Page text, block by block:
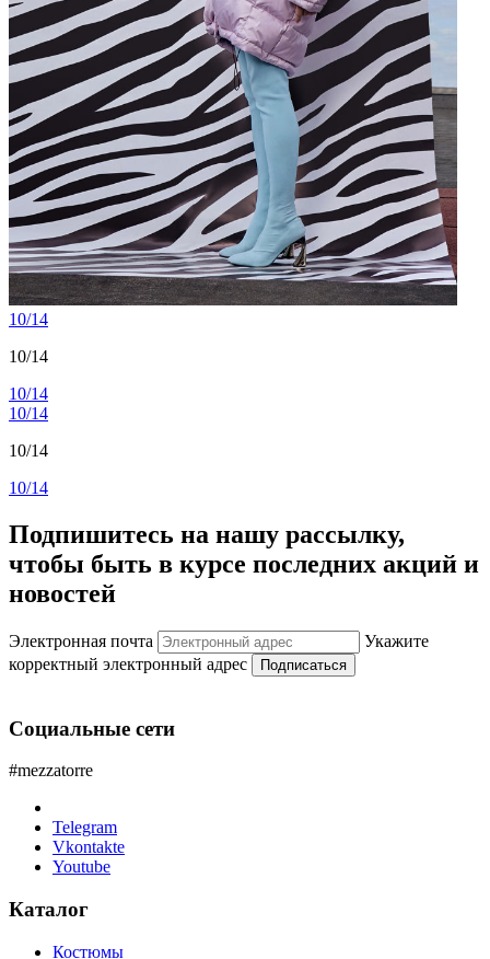
10/14
10/14
10/14
10/14
10/14
10/14
Подпишитесь на нашу рассылку,
чтобы быть в курсе последних акций и
новостей
Электронная почта
Укажите
корректный электронный адрес
Подписаться
Социальные сети
#mezzatorre
Telegram
Vkontakte
Youtube
Каталог
Костюмы